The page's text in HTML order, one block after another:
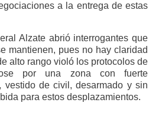
a la entrega de estas
Alzate abrió interrogantes que
mantienen, pues no hay claridad
alto rango violó los protocolos de
por una zona con fuerte
vestido de civil, desarmado y sin
para estos desplazamientos.